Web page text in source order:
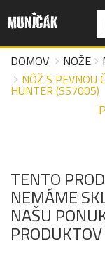
DOMOV
NOŽE
NÔŽ S PEVNOU
HUNTER (SS7005)
TENTO
NEMÁME
NAŠU
PRODUKTOV